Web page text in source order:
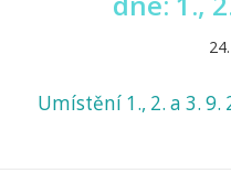
Umístění 1., 2. a 3. 9.